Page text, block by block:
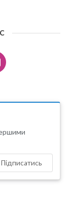
Підписатись